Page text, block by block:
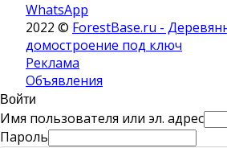
WhatsApp
2022 © ForestBase.ru -
домостроение под ключ
Реклама
Объявления
Войти
Имя пользователя или эл. адрес
Пароль